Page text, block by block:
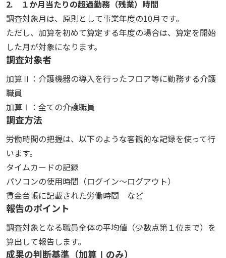
2. １か月当たりの超過勤務（残業）時間
調査対象月は、原則として事業年度の10月です。
ただし、加算を初めて算定する年度の場合は、算定を開始
した月が対象になります。
調査対象者
加算Ⅱ：介護機器の導入を行ったフロア等に勤務する介護
職員
加算Ⅰ：全ての介護職員
調査方法
労働時間の把握は、以下のような客観的な記録を使って行
います。
タイムカードの記録
パソコンの使用時間（ログイン〜ログアウト）
賃金台帳に記載された労働時間 など
報告のポイント
調査対象となる職員全体の平均値（少数点第１位まで）を
算出して報告します。
成果の判断基準（加算Ⅰのみ）